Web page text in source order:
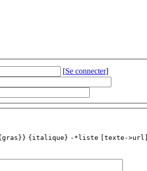
[Se connecter]
{italique} -*liste [texte->url]